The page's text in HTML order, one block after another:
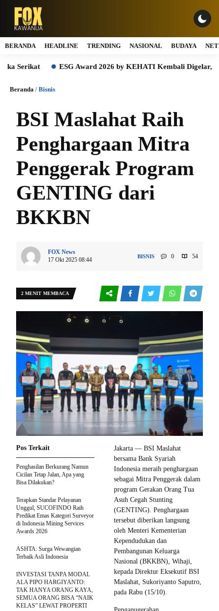
BERANDA HEADLINE TRENDING NASIONAL BUDAYA
ESG Award 2026 by KEHATI Kembali Digelar, Dorong
Beranda / Bisnis
BSI Maslahat Raih
Penghargaan Mitra
Penggerak Program
GENTING dari
BKKBN
FOX News
17 Okt 2025 08:44
BISNIS 0 54
2 MENIT MEMBACA
Jakarta — BSI Maslahat
bersama Bank Syariah
Indonesia meraih penghargaan
sebagai Mitra Penggerak dalam
program Gerakan Orang Tua
Asuh Cegah Stunting
(GENTING). Penghargaan
tersebut diberikan langsung
oleh Menteri Kementerian
Kependudukan dan
Pembangunan Keluarga
Nasional (BKKBN), Wihaji,
kepada Direktur Eksekutif BSI
Maslahat, Sukoriyanto Saputro,
pada Rabu (15/10).
Pos Terkait
Penghasilan Berkurang Namun
Cicilan Tetap Jalan, Apa yang
Bisa Dilakukan?
Terapkan Standar Pelayanan
Unggul, SUCOFINDO Raih
Predikat Emas Kategori Surveyor
di Indonesia Mining Services
Awards 2026
ASHTA: Surga Wewangian
Terbaik Asli Indonesia
INVESTASI TANPA MODAL
ALA PIPO HARGIYANTO:
TAK HANYA ORANG KAYA,
SEMUA ORANG BISA “NAIK
KELAS” LEWAT PROPERTI